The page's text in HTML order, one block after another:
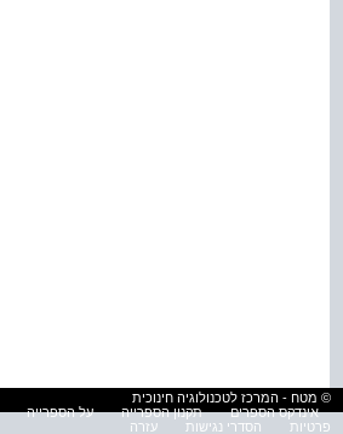
© מטח - המרכז לטכנולוגיה חינוכית
אינדקס הספרים
תקנון הספרייה על הספרייה
פרטיות
הסדרי נגישות עזרה